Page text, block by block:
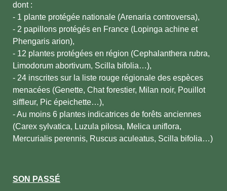
dont :
- 1 plante protégée nationale (Arenaria controversa),
- 2 papillons protégés en France (Lopinga achine et
Phengaris arion),
- 12 plantes protégées en région (Cephalanthera rubra,
Limodorum abortivum, Scilla bifolia…),
- 24 inscrites sur la liste rouge régionale des espèces
menacées (Genette, Chat forestier, Milan noir, Pouillot
siffleur, Pic épeichette…),
- Au moins 6 plantes indicatrices de forêts anciennes
(Carex sylvatica, Luzula pilosa, Melica uniflora,
Mercurialis perennis, Ruscus aculeatus, Scilla bifolia…)
SON PASSÉ